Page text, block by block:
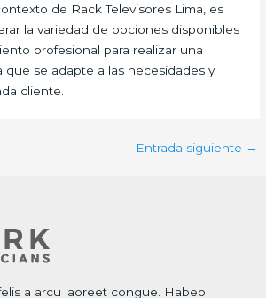
de Rack Televisores Lima, es
la variedad de opciones disponibles
profesional para realizar una
que se adapte a las necesidades y
cliente.
Entrada siguiente →
a arcu laoreet congue. Habeo